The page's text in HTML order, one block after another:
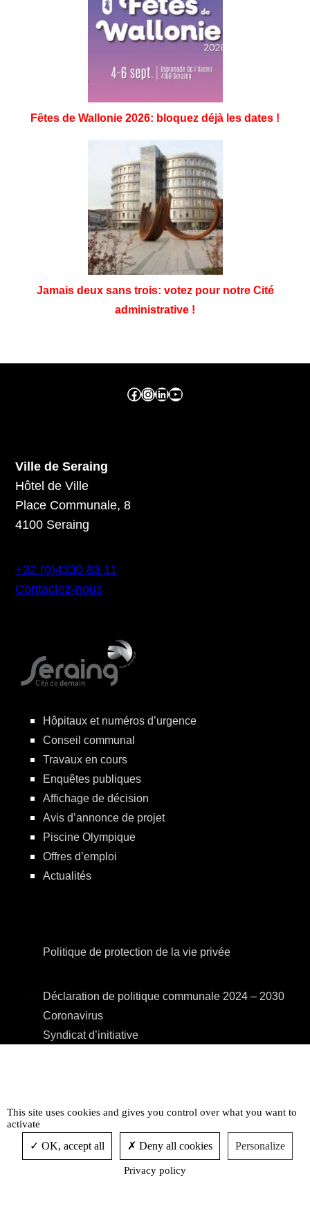
Fêtes de Wallonie 2026: bloquez déjà les dates !
Jamais deux sans trois: votez pour notre Cité
administrative !
Facebook ville de seraing Instragram ville de seraing linkedin – ville de seraing YouTube
Ville de Seraing
Hôtel de Ville
Place Communale, 8
4100 Seraing
+32 (0)4330 83 11
Contactez-nous
Hôpitaux et numéros d’urgence
Conseil communal
Travaux en cours
Enquêtes publiques
Affichage de décision
Avis d’annonce de projet
Piscine Olympique
Offres d’emploi
Actualités
Politique de protection de la vie privée
Déclaration de politique communale 2024 – 2030
Coronavirus
Syndicat d’initiative
Centre Culturel
Accessibilité
This site uses cookies and gives you control over what you want to
activate
OK, accept all Deny all cookies Personalize
Privacy policy